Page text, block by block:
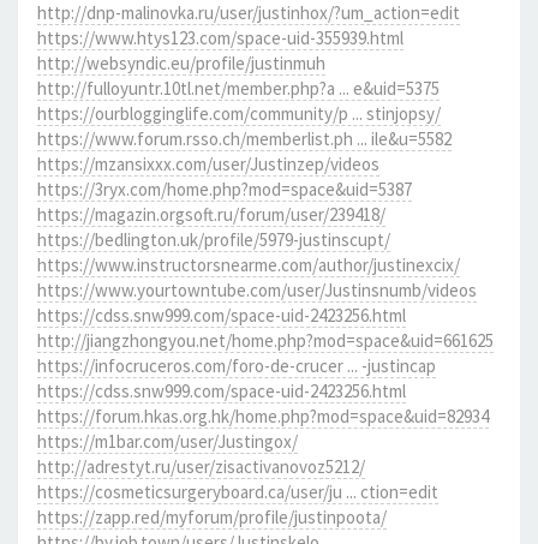
http://dnp-malinovka.ru/user/justinhox/?um_action=edit
https://www.htys123.com/space-uid-355939.html
http://websyndic.eu/profile/justinmuh
http://fulloyuntr.10tl.net/member.php?a ... e&uid=5375
https://ourblogginglife.com/community/p ... stinjopsy/
https://www.forum.rsso.ch/memberlist.ph ... ile&u=5582
https://mzansixxx.com/user/Justinzep/videos
https://3ryx.com/home.php?mod=space&uid=5387
https://magazin.orgsoft.ru/forum/user/239418/
https://bedlington.uk/profile/5979-justinscupt/
https://www.instructorsnearme.com/author/justinexcix/
https://www.yourtowntube.com/user/Justinsnumb/videos
https://cdss.snw999.com/space-uid-2423256.html
http://jiangzhongyou.net/home.php?mod=space&uid=661625
https://infocruceros.com/foro-de-crucer ... -justincap
https://cdss.snw999.com/space-uid-2423256.html
https://forum.hkas.org.hk/home.php?mod=space&uid=82934
https://m1bar.com/user/Justingox/
http://adrestyt.ru/user/zisactivanovoz5212/
https://cosmeticsurgeryboard.ca/user/ju ... ction=edit
https://zapp.red/myforum/profile/justinpoota/